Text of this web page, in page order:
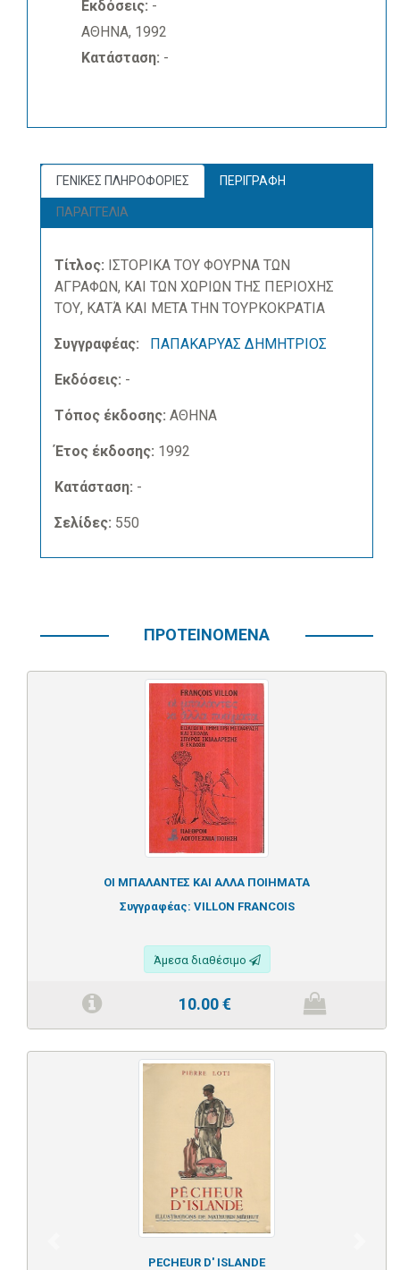
Εκδόσεις: -
ΑΘΗΝΑ, 1992
Κατάσταση: -
ΓΕΝΙΚΕΣ ΠΛΗΡΟΦΟΡΙΕΣ ΠΕΡΙΓΡΑΦΗ
ΠΑΡΑΓΓΕΛΙΑ
Τίτλος: ΙΣΤΟΡΙΚΑ ΤΟΥ ΦΟΥΡΝΑ ΤΩΝ
ΑΓΡΑΦΩΝ, ΚΑΙ ΤΩΝ ΧΩΡΙΩΝ ΤΗΣ ΠΕΡΙΟΧΗΣ
ΤΟΥ, ΚΑΤΆ ΚΑΙ ΜΕΤΑ ΤΗΝ ΤΟΥΡΚΟΚΡΑΤΙΑ
Συγγραφέας: ΠΑΠΑΚΑΡΥΑΣ ΔΗΜΗΤΡΙΟΣ
Εκδόσεις: -
Τόπος έκδοσης: ΑΘΗΝΑ
Έτος έκδοσης: 1992
Κατάσταση: -
Σελίδες: 550
ΠΡΟΤΕΙΝΟΜΕΝΑ
ΟΙ ΜΠΑΛΑΝΤΕΣ ΚΑΙ ΑΛΛΑ ΠΟΙΗΜΑΤΑ
Συγγραφέας: VILLON FRANCOIS
Άμεσα διαθέσιμο
10.00€
PECHEUR D' ISLANDE